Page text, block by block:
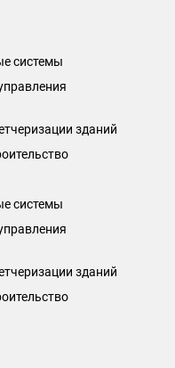
системы
зданий
системы
зданий